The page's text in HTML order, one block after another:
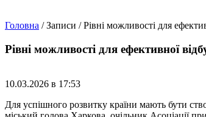
Головна /Записи /Рівні можливості для
Рівні можливості для ефективної
10.03.2026 в 17:53
Для успішного розвитку країни мають бути